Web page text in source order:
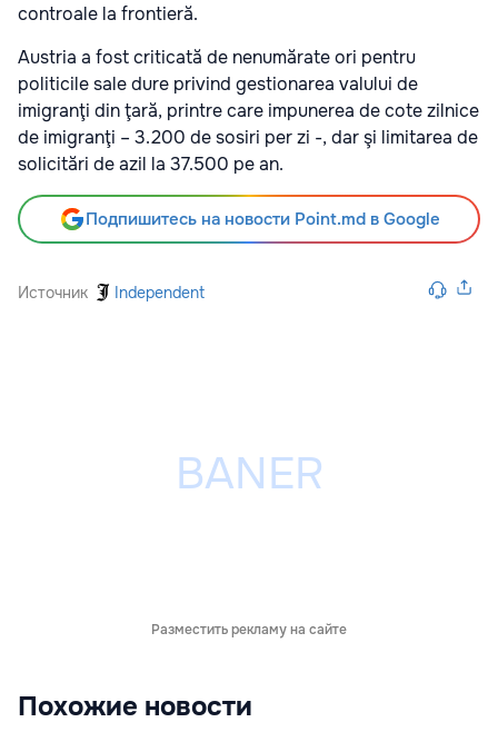
controale la frontieră.
Austria a fost criticată de nenumărate ori pentru
politicile sale dure privind gestionarea valului de
imigranţi din ţară, printre care impunerea de cote zilnice
de imigranţi – 3.200 de sosiri per zi -, dar şi limitarea de
solicitări de azil la 37.500 pe an.
Подпишитесь на новости Point.md в Google
Источник Independent
Разместить рекламу на сайте
Похожие новости